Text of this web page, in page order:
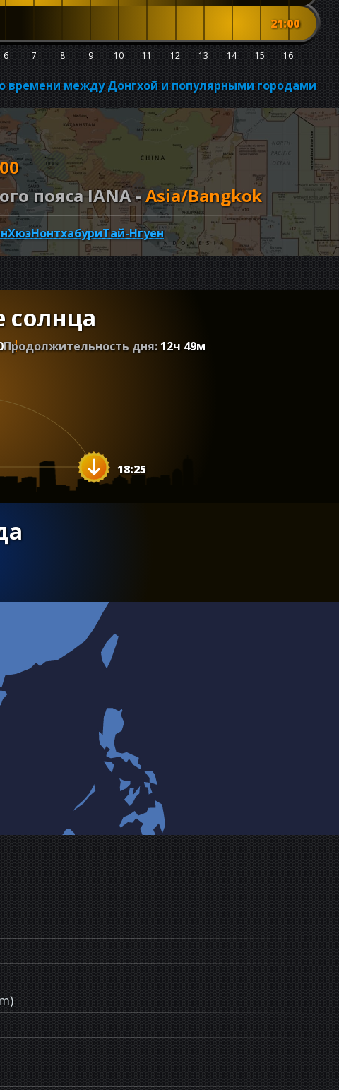
6 7 8 9 10 11 12 13 14 15 16
21:00
времени между Донгхой и популярными городами
пояса IANA -Asia/Bangkok
ХюэНонтхабуриТай-Нгуен
солнца
Продолжительность дня: 12ч 49м
18:25